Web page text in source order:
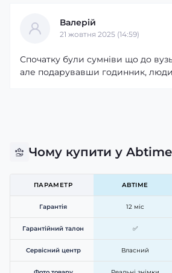
Валерій
21 жовтня 2025 (14:59)
Спочатку були сумніви що до
але подарувавши годинник,
Чому купити у Abtime
ПАРАМЕТР ABTIME
Гарантія 12 міс
Гарантійний талон ✅
Сервісний центр Власний